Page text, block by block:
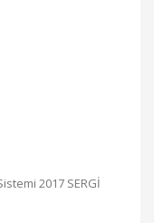
2017 SERGİ